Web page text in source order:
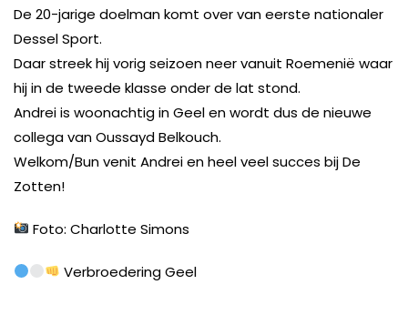
De 20-jarige doelman komt over van eerste nationaler
Dessel Sport.
Daar streek hij vorig seizoen neer vanuit Roemenië waar
hij in de tweede klasse onder de lat stond.
Andrei is woonachtig in Geel en wordt dus de nieuwe
collega van Oussayd Belkouch.
Welkom/Bun venit Andrei en heel veel succes bij De
Zotten!
Foto: Charlotte Simons
Verbroedering Geel